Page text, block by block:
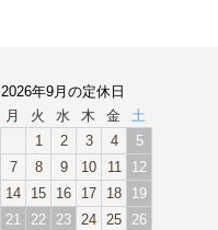
2026年9月の定休日
月 火 水 木 金
土
1
2 3 4
5
7 8 9 10 11
12
14 15 16 17 18
19
21 22 23 24 25
26